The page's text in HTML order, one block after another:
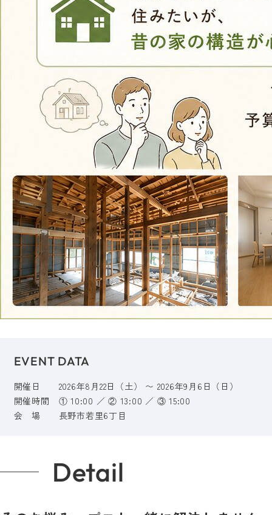
EVENT DATA
開催日
2026年8月22日（土） 〜 2026年9月6日（日）
開催時間
① 10:00 ／ ② 13:00 ／ ③ 15:00
会 場
長野市若里6丁目
Detail